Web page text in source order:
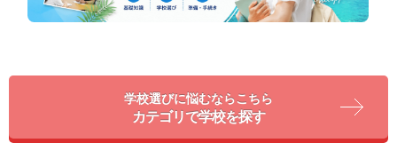
学校選びに悩むならこちら
カテゴリで学校を探す